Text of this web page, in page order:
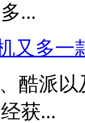
...
又多一
酷派
获...